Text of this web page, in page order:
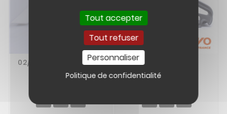
02// Carénage Avant 05// BOITE A AIR
Tout accepter
Tout refuser
Personnaliser
Politique de confidentialité